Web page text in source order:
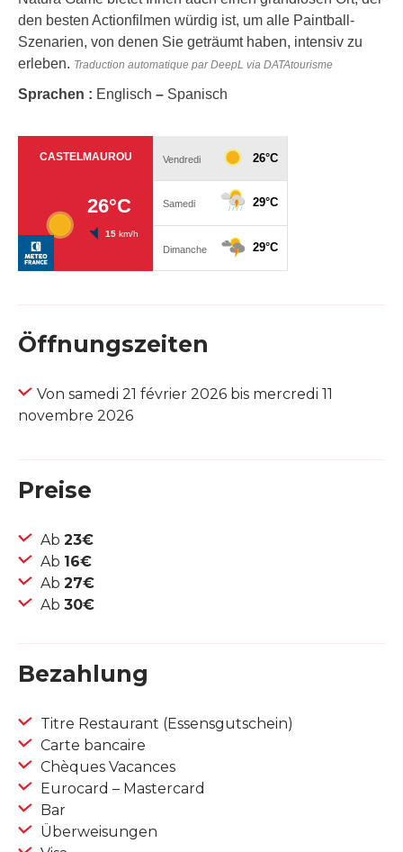
den besten Actionfilmen würdig ist, um alle Paintball-
Szenarien, von denen Sie geträumt haben, intensiv zu
erleben. Traduction automatique par DeepL via DATAtourisme
Sprachen : Englisch – Spanisch
Öffnungszeiten
Von samedi 21 février 2026 bis mercredi 11
novembre 2026
Preise
Ab 23€
Ab 16€
Ab 27€
Ab 30€
Bezahlung
Titre Restaurant (Essensgutschein)
Carte bancaire
Chèques Vacances
Eurocard – Mastercard
Bar
Überweisungen